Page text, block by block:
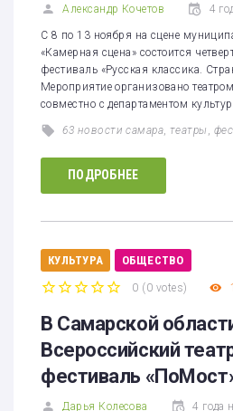
Александр Кочетов 4
С 8 по 13 ноября на сцене
«Камерная сцена» состоится
фестиваль «Русская классика.
Мероприятие организовано
совместно с департаментом
63 новости самара ,театры
ПОДРОБНЕЕ
КУЛЬТУРА ОБЩЕСТВО
0 (0 votes)
В Самарской
Всероссийский
фестиваль
Дарья Колесова 4 года